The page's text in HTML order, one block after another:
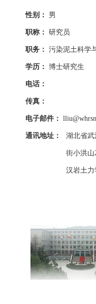
性别： 男
职称： 研究员
职务： 污染泥土科学
学历： 博士研究生
电话：
传真：
电子邮件：
通讯地址： 湖北省武
街小洪
汉岩土